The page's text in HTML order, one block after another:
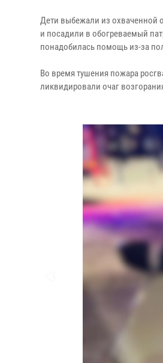
Дети выбежали из охваченной
и посадили в обогреваемый
понадобилась помощь из-за
Во время тушения пожара
ликвидировали очаг